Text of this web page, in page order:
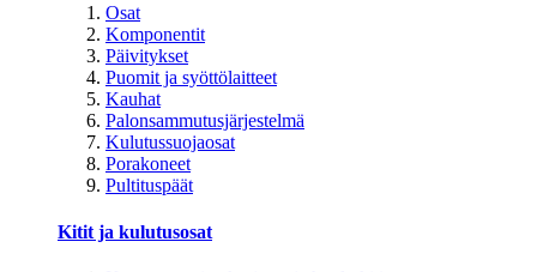
Osat
Komponentit
Päivitykset
Puomit ja syöttölaitteet
Kauhat
Palonsammutusjärjestelmä
Kulutussuojaosat
Porakoneet
Pultituspäät
Kitit ja kulutusosat